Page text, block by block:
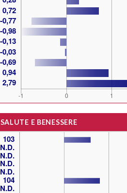
SALUTE E BENESSERE